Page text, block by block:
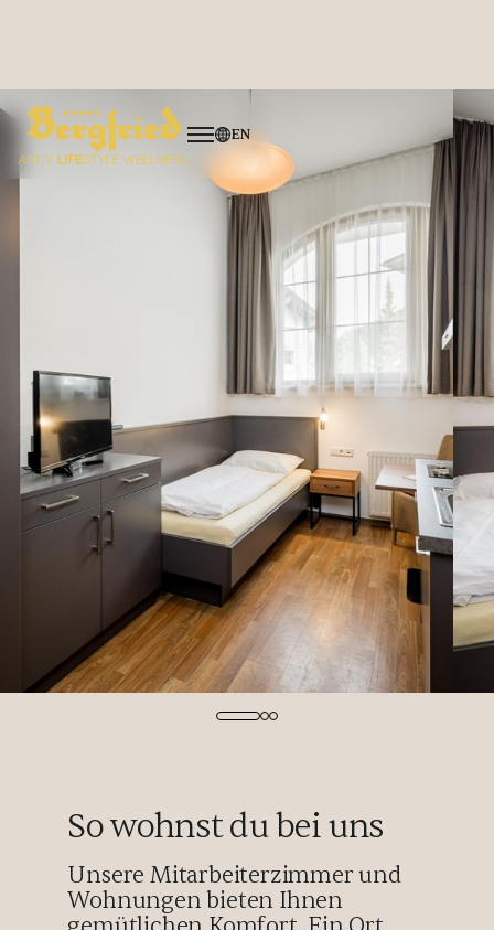
EN
Ausbildung
Offene Stellen 4
So wohnst du bei uns
Unsere Mitarbeiterzimmer und
Wohnungen bieten Ihnen